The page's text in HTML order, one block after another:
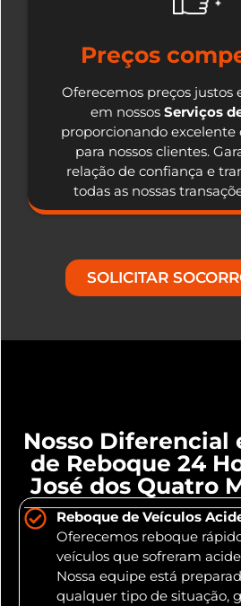
Preços
Oferecemos preços justos
em nossos Serviços
proporcionando excelente
para nossos clientes.
relação de confiança e
todas as nossas
SOLICITAR
Nosso Diferencial
de Reboque 24
José dos Quatro
Reboque de Veículos
Oferecemos reboque
veículos que sofreram
Nossa equipe está
qualquer tipo de situação,